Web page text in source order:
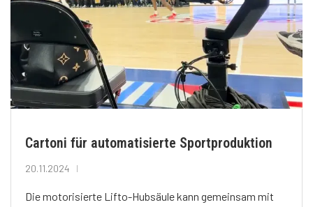
Cartoni für automatisierte Sportproduktion
20.11.2024
Die motorisierte Lifto-Hubsäule kann gemeinsam mit